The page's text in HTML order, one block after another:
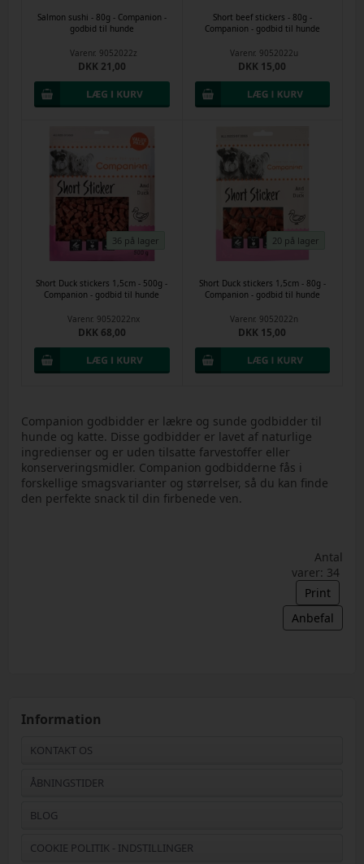
Salmon sushi - 80g - Companion -
godbid til hunde
Varenr. 9052022z
DKK 21,00
Short beef stickers - 80g -
Companion - godbid til hunde
Varenr. 9052022u
DKK 15,00
36 på lager
Short Duck stickers 1,5cm - 500g -
Companion - godbid til hunde
Varenr. 9052022nx
DKK 68,00
20 på lager
Short Duck stickers 1,5cm - 80g -
Companion - godbid til hunde
Varenr. 9052022n
DKK 15,00
Companion godbidder er lækre og sunde godbidder til
hunde og katte. Disse godbidder er lavet af naturlige
ingredienser og er uden tilsatte farvestoffer eller
konserveringsmidler. Companion godbidderne fås i
forskellige smagsvarianter og størrelser, så du kan finde
den perfekte snack til din firbenede ven.
Antal
varer: 34
Print
Anbefal
Information
KONTAKT OS
ÅBNINGSTIDER
BLOG
COOKIE POLITIK - INDSTILLINGER